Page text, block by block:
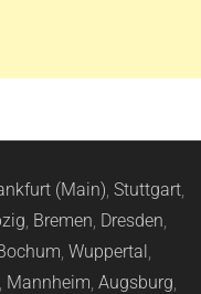
(Main), Stuttgart,
, Bremen, Dresden,
, Wuppertal,
Mannheim, Augsburg,